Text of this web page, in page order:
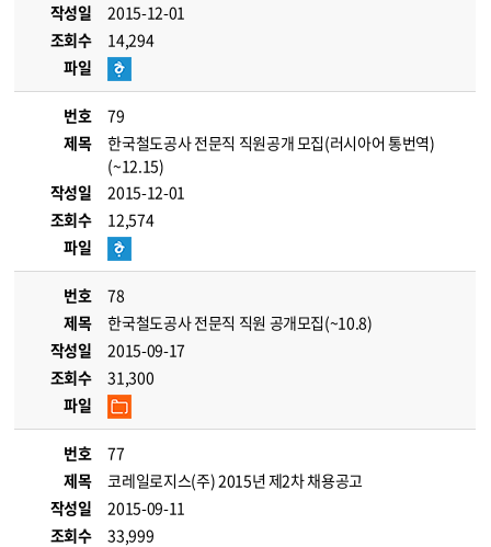
작성일
2015-12-01
조회수
14,294
파일
번호
79
제목
한국철도공사 전문직 직원공개 모집(러시아어 통번역)
(~12.15)
작성일
2015-12-01
조회수
12,574
파일
번호
78
제목
한국철도공사 전문직 직원 공개모집(~10.8)
작성일
2015-09-17
조회수
31,300
파일
번호
77
제목
코레일로지스(주) 2015년 제2차 채용공고
작성일
2015-09-11
조회수
33,999